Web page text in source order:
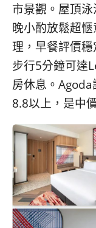
市景觀。屋頂
晚小酌放鬆超
理，早餐評價穩
步行5分鐘可達
房休息。
8.8以上，是中